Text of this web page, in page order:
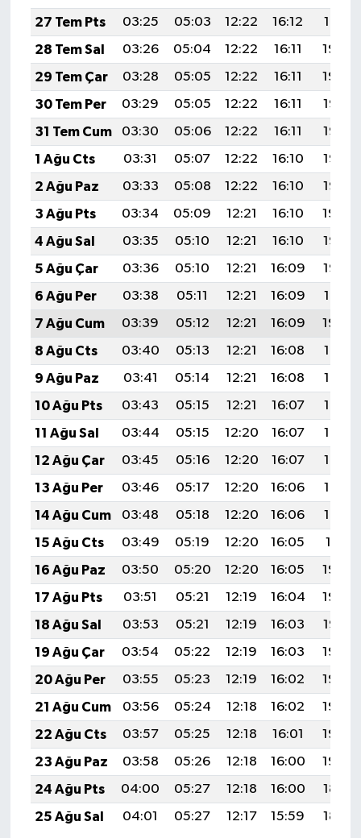
27 Tem Pts
03:25 05:03 12:22 16:12
19:31
28 Tem Sal
03:26 05:04 12:22 16:11
19:30
29 Tem Çar
03:28 05:05 12:22 16:11
19:29
30 Tem Per
03:29 05:05 12:22 16:11
19:28
31 Tem Cum
03:30 05:06 12:22 16:11
19:27
1 Ağu Cts
03:31 05:07 12:22 16:10
19:26
2 Ağu Paz
03:33 05:08 12:22 16:10
19:25
3 Ağu Pts
03:34 05:09 12:21 16:10
19:24
4 Ağu Sal
03:35 05:10 12:21 16:10
19:23
5 Ağu Çar
03:36 05:10 12:21 16:09
19:22
6 Ağu Per
03:38 05:11 12:21 16:09
19:21
7 Ağu Cum
03:39 05:12 12:21 16:09
19:20
8 Ağu Cts
03:40 05:13 12:21 16:08
19:19
9 Ağu Paz
03:41 05:14 12:21 16:08
19:18
10 Ağu Pts
03:43 05:15 12:21 16:07
19:17
11 Ağu Sal
03:44 05:15 12:20 16:07
19:16
12 Ağu Çar
03:45 05:16 12:20 16:07
19:14
13 Ağu Per
03:46 05:17 12:20 16:06
19:13
14 Ağu Cum
03:48 05:18 12:20 16:06
19:12
15 Ağu Cts
03:49 05:19 12:20 16:05
19:11
16 Ağu Paz
03:50 05:20 12:20 16:05
19:09
17 Ağu Pts
03:51 05:21 12:19 16:04
19:08
18 Ağu Sal
03:53 05:21 12:19 16:03
19:07
19 Ağu Çar
03:54 05:22 12:19 16:03
19:06
20 Ağu Per
03:55 05:23 12:19 16:02
19:04
21 Ağu Cum
03:56 05:24 12:18 16:02
19:03
22 Ağu Cts
03:57 05:25 12:18 16:01
19:02
23 Ağu Paz
03:58 05:26 12:18 16:00
19:00
24 Ağu Pts
04:00 05:27 12:18 16:00
18:59
25 Ağu Sal
04:01 05:27 12:17 15:59 18:58